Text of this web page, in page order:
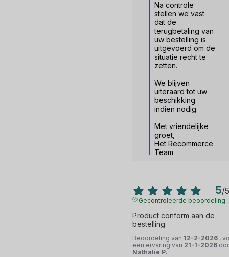
Na controle
stellen we vast
dat de
terugbetaling van
uw bestelling is
uitgevoerd om de
situatie recht te
zetten.
We blijven
uiteraard tot uw
beschikking
indien nodig.
Met vriendelijke
groet,
Het Recommerce
Team
5/5
Gecontroleerde beoordeling
Product conform aan de
bestelling
Beoordeling van 12-2-2026 ,
een ervaring van 21-1-2026
Nathalie P.